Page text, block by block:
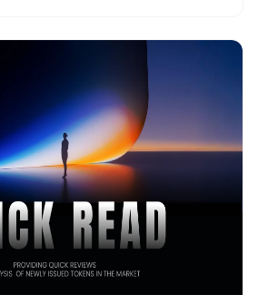
segue o modelo de Maker de
(AMM), facilitando swaps de ativos
pools de liquidez. A principal
está na organização da liquidez. O
agregação de ordens e o
das negociações, sendo ideal para
essencial a aplicações. O
de liquidez para proporcionar
aos usuários, consolidando-se
robusta para execução de